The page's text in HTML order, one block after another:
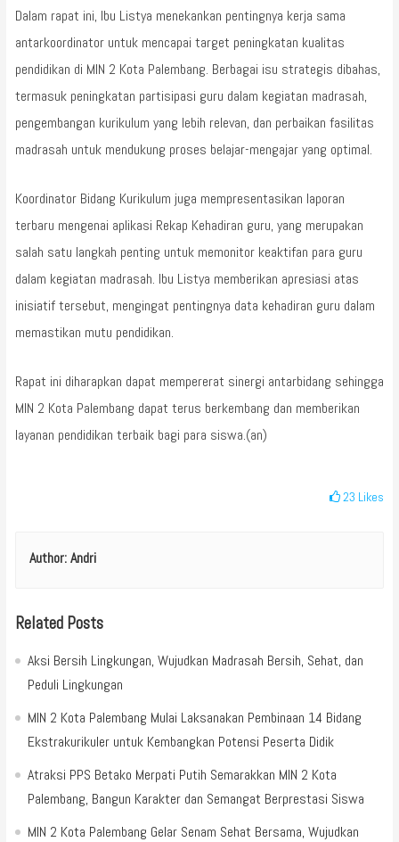
Dalam rapat ini, Ibu Listya menekankan pentingnya kerja sama
antarkoordinator untuk mencapai target peningkatan kualitas
pendidikan di MIN 2 Kota Palembang. Berbagai isu strategis dibahas,
termasuk peningkatan partisipasi guru dalam kegiatan madrasah,
pengembangan kurikulum yang lebih relevan, dan perbaikan fasilitas
madrasah untuk mendukung proses belajar-mengajar yang optimal.
Koordinator Bidang Kurikulum juga mempresentasikan laporan
terbaru mengenai aplikasi Rekap Kehadiran guru, yang merupakan
salah satu langkah penting untuk memonitor keaktifan para guru
dalam kegiatan madrasah. Ibu Listya memberikan apresiasi atas
inisiatif tersebut, mengingat pentingnya data kehadiran guru dalam
memastikan mutu pendidikan.
Rapat ini diharapkan dapat mempererat sinergi antarbidang sehingga
MIN 2 Kota Palembang dapat terus berkembang dan memberikan
layanan pendidikan terbaik bagi para siswa.(an)
23 Likes
Author:Andri
Related Posts
Aksi Bersih Lingkungan, Wujudkan Madrasah Bersih, Sehat, dan
Peduli Lingkungan
MIN 2 Kota Palembang Mulai Laksanakan Pembinaan 14 Bidang
Ekstrakurikuler untuk Kembangkan Potensi Peserta Didik
Atraksi PPS Betako Merpati Putih Semarakkan MIN 2 Kota
Palembang, Bangun Karakter dan Semangat Berprestasi Siswa
MIN 2 Kota Palembang Gelar Senam Sehat Bersama, Wujudkan